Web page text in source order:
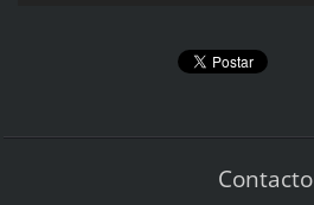
Contacto